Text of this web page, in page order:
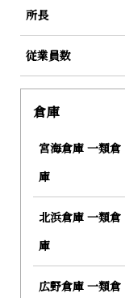
所長
従業員数
倉庫
宮海倉庫 一類倉
庫
北浜倉庫 一類倉
庫
広野倉庫 一類倉